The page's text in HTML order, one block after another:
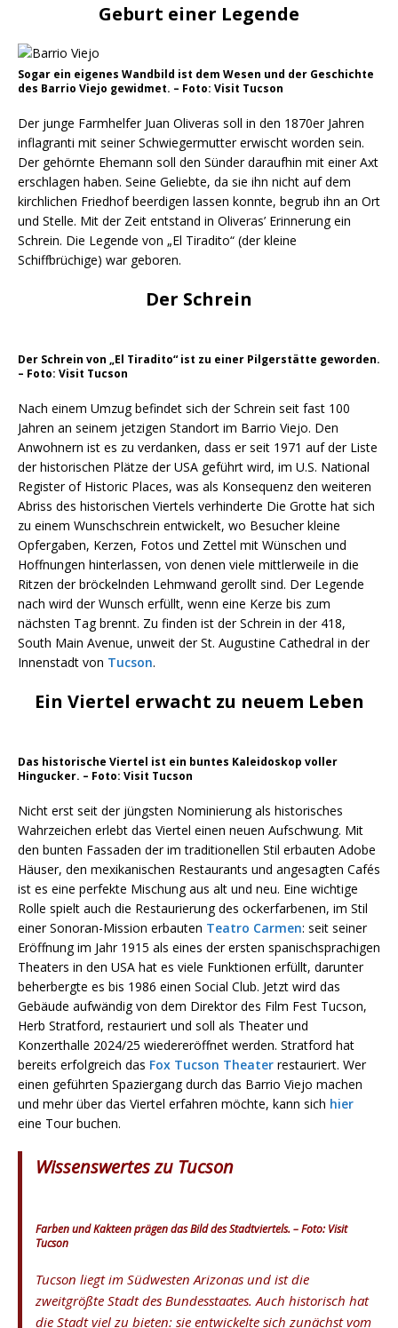
Geburt einer Legende
Sogar ein eigenes Wandbild ist dem Wesen und der Geschichte
des Barrio Viejo gewidmet. – Foto: Visit Tucson
Der junge Farmhelfer Juan Oliveras soll in den 1870er Jahren
inflagranti mit seiner Schwiegermutter erwischt worden sein.
Der gehörnte Ehemann soll den Sünder daraufhin mit einer Axt
erschlagen haben. Seine Geliebte, da sie ihn nicht auf dem
kirchlichen Friedhof beerdigen lassen konnte, begrub ihn an Ort
und Stelle. Mit der Zeit entstand in Oliveras’ Erinnerung ein
Schrein. Die Legende von „El Tiradito“ (der kleine
Schiffbrüchige) war geboren.
Der Schrein
Der Schrein von „El Tiradito“ ist zu einer Pilgerstätte geworden.
– Foto: Visit Tucson
Nach einem Umzug befindet sich der Schrein seit fast 100
Jahren an seinem jetzigen Standort im Barrio Viejo. Den
Anwohnern ist es zu verdanken, dass er seit 1971 auf der Liste
der historischen Plätze der USA geführt wird, im U.S. National
Register of Historic Places, was als Konsequenz den weiteren
Abriss des historischen Viertels verhinderte Die Grotte hat sich
zu einem Wunschschrein entwickelt, wo Besucher kleine
Opfergaben, Kerzen, Fotos und Zettel mit Wünschen und
Hoffnungen hinterlassen, von denen viele mittlerweile in die
Ritzen der bröckelnden Lehmwand gerollt sind. Der Legende
nach wird der Wunsch erfüllt, wenn eine Kerze bis zum
nächsten Tag brennt. Zu finden ist der Schrein in der 418,
South Main Avenue, unweit der St. Augustine Cathedral in der
Innenstadt von Tucson.
Ein Viertel erwacht zu neuem Leben
Das historische Viertel ist ein buntes Kaleidoskop voller
Hingucker. – Foto: Visit Tucson
Nicht erst seit der jüngsten Nominierung als historisches
Wahrzeichen erlebt das Viertel einen neuen Aufschwung. Mit
den bunten Fassaden der im traditionellen Stil erbauten Adobe
Häuser, den mexikanischen Restaurants und angesagten Cafés
ist es eine perfekte Mischung aus alt und neu. Eine wichtige
Rolle spielt auch die Restaurierung des ockerfarbenen, im Stil
einer Sonoran-Mission erbauten Teatro Carmen: seit seiner
Eröffnung im Jahr 1915 als eines der ersten spanischsprachigen
Theaters in den USA hat es viele Funktionen erfüllt, darunter
beherbergte es bis 1986 einen Social Club. Jetzt wird das
Gebäude aufwändig von dem Direktor des Film Fest Tucson,
Herb Stratford, restauriert und soll als Theater und
Konzerthalle 2024/25 wiedereröffnet werden. Stratford hat
bereits erfolgreich das Fox Tucson Theater restauriert. Wer
einen geführten Spaziergang durch das Barrio Viejo machen
und mehr über das Viertel erfahren möchte, kann sich hier
eine Tour buchen.
Wissenswertes zu Tucson
Farben und Kakteen prägen das Bild des Stadtviertels. – Foto: Visit
Tucson
Tucson liegt im Südwesten Arizonas und ist die
zweitgrößte Stadt des Bundesstaates. Auch historisch hat
die Stadt viel zu bieten: sie entwickelte sich zunächst vom